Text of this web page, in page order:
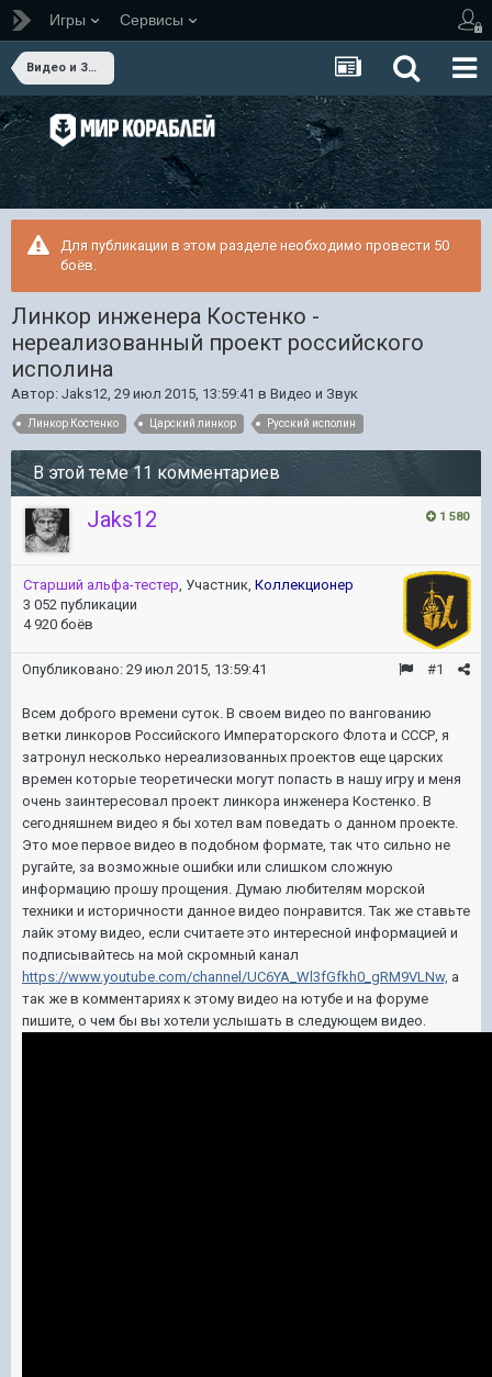
Игры Сервисы
Видео и Звук
Для публикации в этом разделе необходимо провести 50
боёв.
Линкор инженера Костенко -
нереализованный проект российского
исполина
Автор: Jaks12, 29 июл 2015, 13:59:41 в Видео и Звук
Линкор Костенко Царский линкор Русский исполин
В этой теме 11 комментариев
1 580
Jaks12
Старший альфа-тестер , Участник, Коллекционер
3 052 публикации
4 920 боёв
#1
Опубликовано: 29 июл 2015, 13:59:41
Всем доброго времени суток. В своем видео по вангованию
ветки линкоров Российского Императорского Флота и СССР, я
затронул несколько нереализованных проектов еще царских
времен которые теоретически могут попасть в нашу игру и меня
очень заинтересовал проект линкора инженера Костенко. В
сегодняшнем видео я бы хотел вам поведать о данном проекте.
Это мое первое видео в подобном формате, так что сильно не
ругайте, за возможные ошибки или слишком сложную
информацию прошу прощения. Думаю любителям морской
техники и историчности данное видео понравится. Так же ставьте
лайк этому видео, если считаете это интересной информацией и
подписывайтесь на мой скромный канал
https://www.youtube.com/channel/UC6YA_Wl3fGfkh0_gRM9VLNw, а
так же в комментариях к этому видео на ютубе и на форуме
пишите, о чем бы вы хотели услышать в следующем видео.